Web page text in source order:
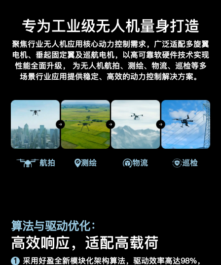
专为工业级无人机量身打造
聚焦行业无人机应用核心动力控制需求，广泛适配多旋翼
电机、垂起固定翼及巡航电机，以高可靠软硬件技术实现
性能全面升级，
为无人机航拍、测绘、物流、巡检等多
场景行业应用提供稳定、高效的动力控制解决方案。
航拍 测绘 物流 巡检
算法与驱动优化：
高效响应，适配高载荷
1 采用好盈全新模块化架构算法，驱动效率高达98%，